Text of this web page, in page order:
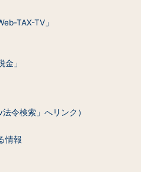
TAX-TV」
」
令検索」へリンク）
情報